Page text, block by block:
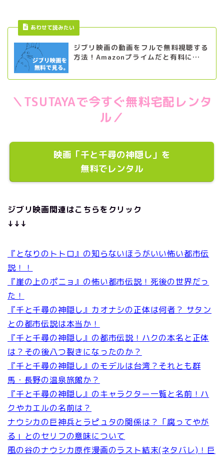
あわせて読みたい
ジブリ映画の動画をフルで無料視聴する
方法！Amazonプライムだと有料に…
＼TSUTAYAで今すぐ無料宅配レンタ
ル／
映画「千と千尋の神隠し」を
無料でレンタル
ジブリ映画関連はこちらをクリック
↓↓↓
『となりのトトロ』の知らないほうがいい怖い都市伝
説！！
『崖の上のポニョ』の怖い都市伝説！死後の世界だっ
た！
『千と千尋の神隠し』カオナシの正体は何者？ サタン
との都市伝説は本当か！
『千と千尋の神隠し』の都市伝説！ハクの本名と正体
は？その後八つ裂きになったのか？
『千と千尋の神隠し』のモデルは台湾？それとも群
馬・長野の温泉旅館か？
『千と千尋の神隠し』のキャラクター一覧と名前！ハ
クやカエルの名前は？
ナウシカの巨神兵とラピュタの関係は？「腐ってやが
る」とのセリフの意味について
風の谷のナウシカ原作漫画のラスト結末(ネタバレ)！巨